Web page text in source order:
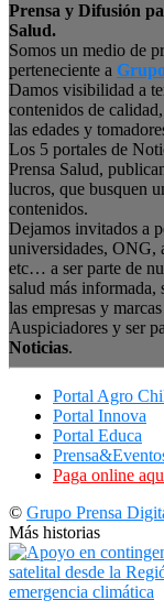
Prensa y Difusión
Salud.
Somos un medio de
perteneciente a
Damos visibilidad a
contenidos de
las edades y
Los 5 portales de
Prensa Salud,
lucros, que busquen
contenidos.
Dejamos invitados a
universidades, ONG,
etc… a ser parte de
salud más informada,
las empresas y
Auspiciadores y ser
Noticias.
Portal Agro
Portal Innova
Portal Educa
Paga online
© Grupo Prensa
Más historias